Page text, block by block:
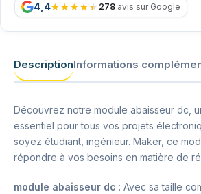
4,4 278 avis sur Google
DescriptionInformations
Découvrez notre module abaisseur dc,
essentiel pour tous vos projets
soyez étudiant, ingénieur. Maker, ce
répondre à vos besoins en matière de
module abaisseur dc : Avec sa taille